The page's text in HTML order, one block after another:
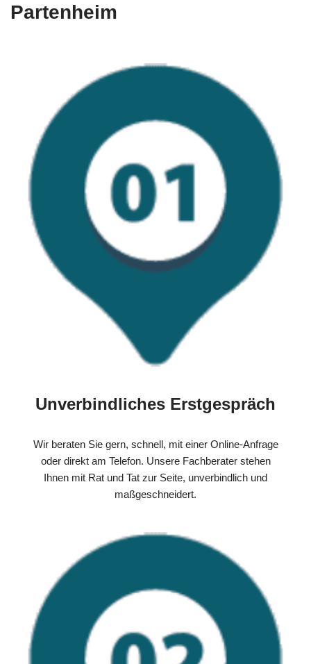
Partenheim
Unverbindliches Erstgespräch
Wir beraten Sie gern, schnell, mit einer Online-Anfrage
oder direkt am Telefon. Unsere Fachberater stehen
Ihnen mit Rat und Tat zur Seite, unverbindlich und
maßgeschneidert.